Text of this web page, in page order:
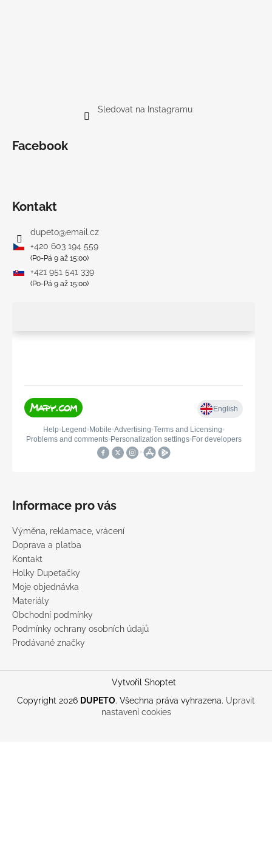
Sledovat na Instagramu
Facebook
Kontakt
dupeto@email.cz
+420 603 194 559
(Po-Pá 9 až 15:00)
+421 951 541 339
(Po-Pá 9 až 15:00)
Informace pro vás
Výměna, reklamace, vrácení
Doprava a platba
Kontakt
Holky Dupeťačky
Moje objednávka
Materiály
Obchodní podmínky
Podmínky ochrany osobních údajů
Prodávané značky
Vytvořil Shoptet
Copyright 2026 DUPETO. Všechna práva vyhrazena. Upravit
nastavení cookies